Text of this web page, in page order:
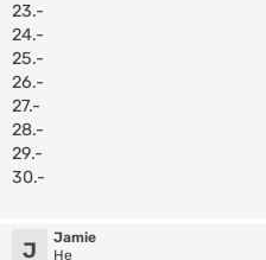
23.-
24.-
25.-
26.-
27.-
28.-
29.-
30.-
J
Jamie
He